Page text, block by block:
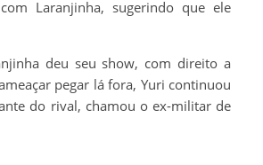
Laranjinha, sugerindo que ele
deu seu show, com direito a
pegar lá fora, Yuri continuou
do rival, chamou o ex-militar de